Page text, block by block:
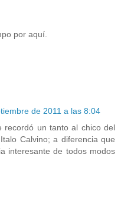
por aquí.
de 2011 a las 8:04
recordó un tanto al chico del
Calvino; a diferencia que
interesante de todos modos